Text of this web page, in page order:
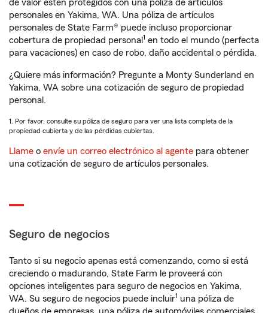
de valor estén protegidos con una póliza de artículos
personales en Yakima, WA. Una póliza de artículos
personales de State Farm® puede incluso proporcionar
cobertura de propiedad personal 1 en todo el mundo (perfecta
para vacaciones) en caso de robo, daño accidental o pérdida.
¿Quiere más información? Pregunte a Monty Sunderland en
Yakima, WA sobre una cotización de seguro de propiedad
personal.
1. Por favor, consulte su póliza de seguro para ver una lista completa de la
propiedad cubierta y de las pérdidas cubiertas.
Llame o envíe un correo electrónico al agente para obtener
una cotización de seguro de artículos personales.
Seguro de negocios
Tanto si su negocio apenas está comenzando, como si está
creciendo o madurando, State Farm le proveerá con
opciones inteligentes para seguro de negocios en Yakima,
WA. Su seguro de negocios puede incluir1 una póliza de